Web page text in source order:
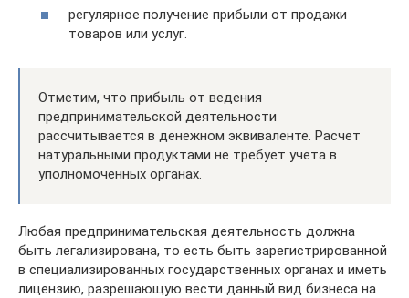
регулярное получение прибыли от продажи
товаров или услуг.
Отметим, что прибыль от ведения
предпринимательской деятельности
рассчитывается в денежном эквиваленте. Расчет
натуральными продуктами не требует учета в
уполномоченных органах.
Любая предпринимательская деятельность должна
быть легализирована, то есть быть зарегистрированной
в специализированных государственных органах и иметь
лицензию, разрешающую вести данный вид бизнеса на